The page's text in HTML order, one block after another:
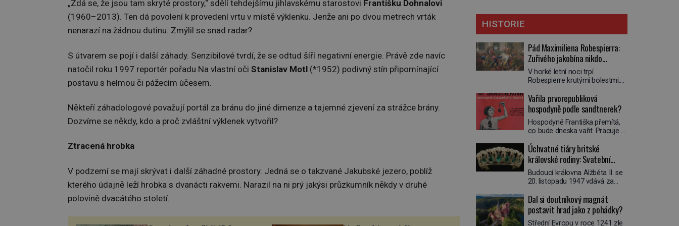
„Zdá se, že jsou tam skryté prostory,“ sdělí tehdejšímu jihlavskému starostovi Františku Dohnalovi
(1960–2013). Ten dá povolení k provedení vrtu v místě výklenku. Jenže ani po dvou metrech vrták
nenarazí na žádnou dutinu. Zmýlil se snad radar?
S útvarem se pojí i další záhady. Senzibilové tvrdí, že se odtud šíří negativní energie. Právě zde navíc
natočil roku 1997 reportér pořadu Na vlastní oči Stanislav Motl (*1952) podivný stín připomínající
postavu s helmou či pážecím účesem.
Někteří záhadologové považují portál za bránu do jiné dimenze a tajemné zjevení za strážce brány.
Dozvíme se někdy, kdo a proč zvláštní výklenek vytvořil?
Ztracená hrobka
V podzemí se mají skrývat i další záhadné prostory. Jedná se o takzvané Jakubské jezero, poblíž
kterého údajně leží hrobka s dvanácti rakvemi. Narazil na ni prý jakýsi průzkumník někdy v druhé
polovině dvacátého století.
HISTORIE
Pád Maximiliena Robespierra:
Zuřivého jakobína nikdo
nelitoval?
V horké letní noci trpí
Robespierre krutými bolestmi.
víří kolotoč myšlenek. Když se
probere z mdlob, vzpomene si
na jednu z pařížských
jasnovidek, kterou před lety
navštívil. Prorokovala mu
vysmál. „Robespierre to
dotáhne hodně daleko,“
prohlásil o něm jiný významný
francouzský revolucionář,
Honoré de Mirabeau […]
Vařila prvorepubliková
hospodyně podle sandtnerek?
Hospodyně Františka přemítá,
co bude dneska vařit. Pracuje v
mlsný jazýček. Zalistuje proto
rychle v jedné ze „sandtnerek“.
„Zaplaťpánbůh, že už
nemusíme chodit s lístky,“
povzdechne si směrem ke
ruce. Ještě v prvních letech
nové republiky fungoval kvůli
nedostatku zboží přídělový
Úchvatné tiáry britské
královské rodiny: Svatební
klenot Alžbětě II. praskl
Budoucí královna Alžběta II. se
20. listopadu 1947 vdává za
Mountbattena. Aby měla na
obřad ve Westminsteru podle
tradice „něco vypůjčeného“, její
Dal si doutníkový magnát
postavit hrad jako z pohádky?
Střední Evropu v roce 1241 zle